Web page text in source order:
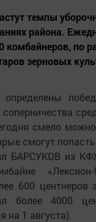
темпы
района.
комбайнеров, по
зерновых
смело
смогут
БАРСУКОВ из
«Лексион-
600 центнеров
более 4000
на 1 августа).